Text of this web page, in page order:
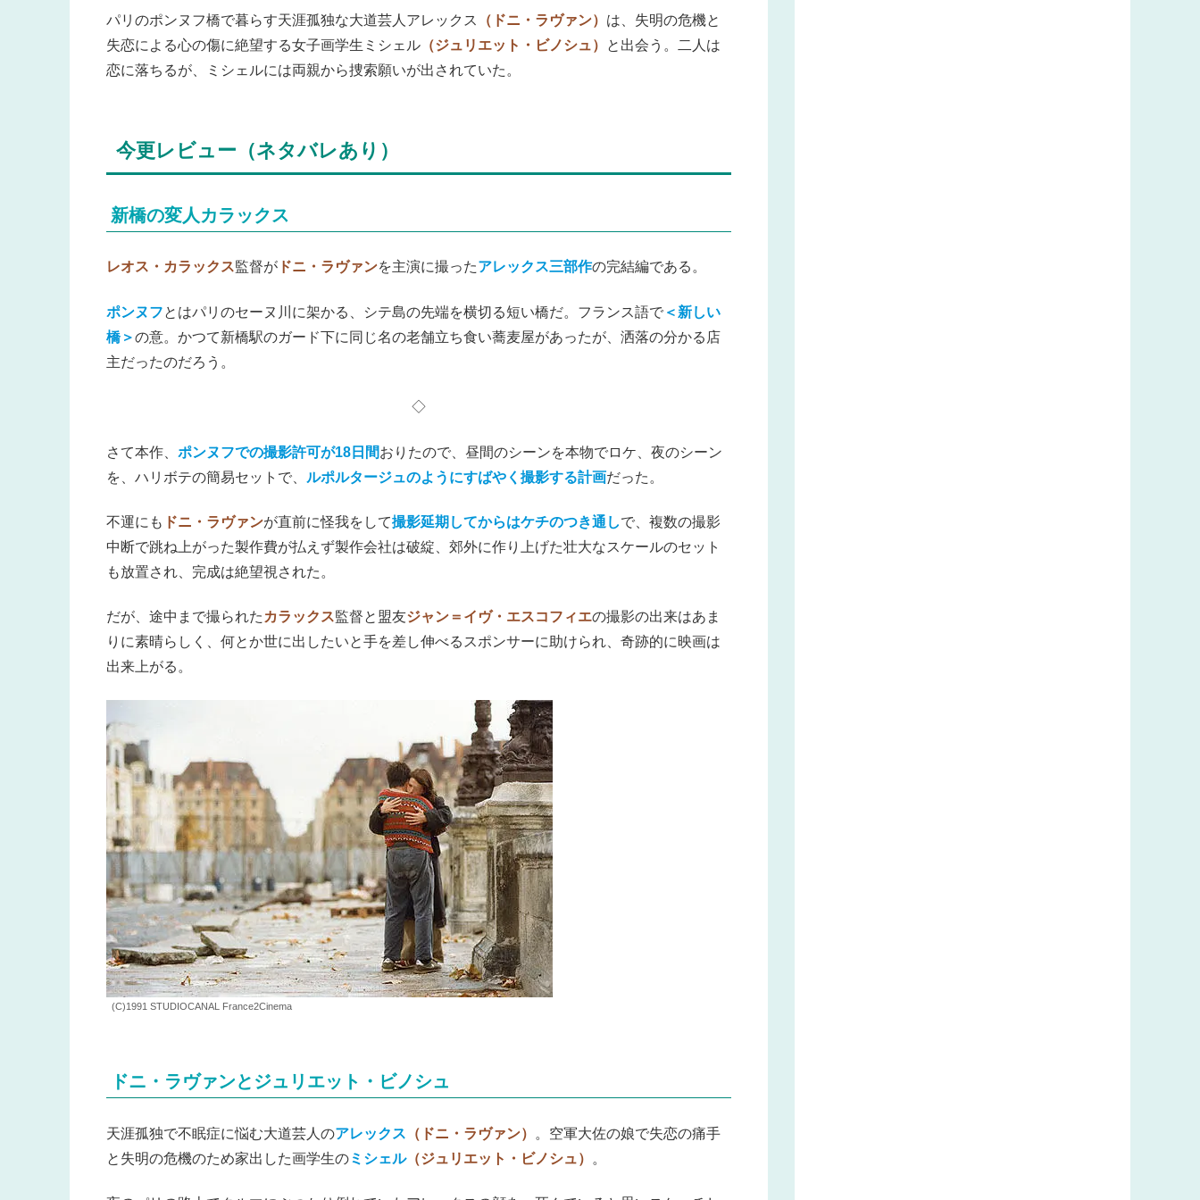
パリのポンヌフ橋で暮らす天涯孤独な大道芸人アレックス （ドニ・ラヴァン） は、失明の危機と
失恋による心の傷に絶望する女子画学生ミシェル （ジュリエット・ビノシュ）
と出会う。二人は
恋に落ちるが、ミシェルには両親から捜索願いが出されていた。
今更レビュー（ネタバレあり）
新橋の変人カラックス
レオス・カラックス監督が ドニ・ラヴァンを主演に撮ったアレックス三部作の完結編である。
ポンヌフとはパリのセーヌ川に架かる、シテ島の先端を横切る短い橋だ。フランス語で ＜新しい
橋＞の意。かつて新橋駅のガード下に同じ名の老舗立ち食い蕎麦屋があったが、洒落の分かる店
主だったのだろう。
◇
さて本作、 ポンヌフでの撮影許可が18日間おりたので、昼間のシーンを本物でロケ、夜のシーン
を、ハリボテの簡易セットで、 ルポルタージュのようにすばやく撮影する計画だった。
不運にも ドニ・ラヴァンが直前に怪我をして撮影延期してからはケチのつき通しで、複数の撮影
中断で跳ね上がった製作費が払えず製作会社は破綻、郊外に作り上げた壮大なスケールのセット
も放置され、完成は絶望視された。
だが、途中まで撮られた カラックス監督と盟友ジャン＝イヴ・エスコフィエの撮影の出来はあま
りに素晴らしく、何とか世に出したいと手を差し伸べるスポンサーに助けられ、奇跡的に映画は
出来上がる。
(C)1991 STUDIOCANAL France2Cinema
ドニ・ラヴァンとジュリエット・ビノシュ
天涯孤独で不眠症に悩む大道芸人のアレックス （ドニ・ラヴァン）
。空軍大佐の娘で失恋の痛手
と失明の危機のため家出した画学生のミシェル（ジュリエット・ビノシュ） 。